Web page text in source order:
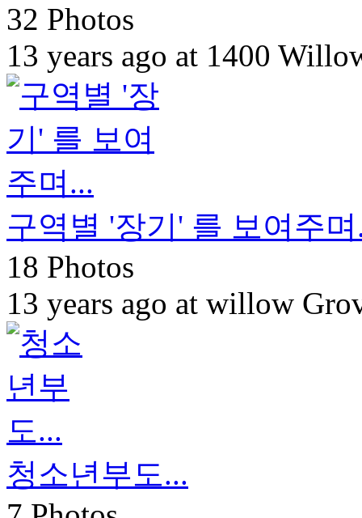
32 Photos
13 years ago at 1400
구역별 '장기' 를 보여주
18 Photos
13 years ago at willow
청소년부도...